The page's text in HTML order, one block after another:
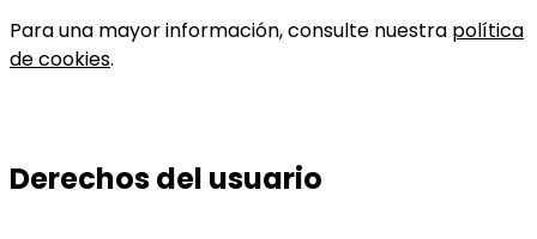
Para una mayor información, consulte nuestra política
de cookies.
Derechos del usuario